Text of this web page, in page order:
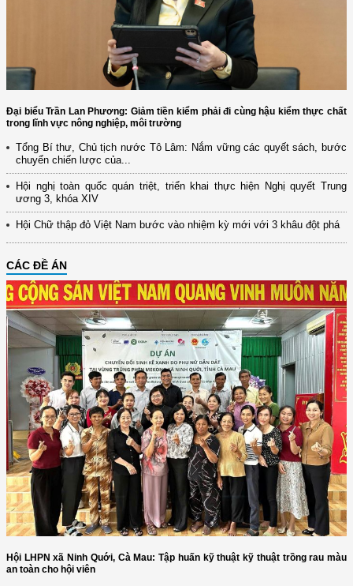
Đại biểu Trần Lan Phương: Giảm tiền kiểm phải đi cùng hậu kiểm thực chất
trong lĩnh vực nông nghiệp, môi trường
Tổng Bí thư, Chủ tịch nước Tô Lâm: Nắm vững các quyết sách, bước
chuyển chiến lược của...
Hội nghị toàn quốc quán triệt, triển khai thực hiện Nghị quyết Trung
ương 3, khóa XIV
Hội Chữ thập đỏ Việt Nam bước vào nhiệm kỳ mới với 3 khâu đột phá
CÁC ĐỀ ÁN
Hội LHPN xã Ninh Quới, Cà Mau: Tập huấn kỹ thuật kỹ thuật trồng rau màu
an toàn cho hội viên